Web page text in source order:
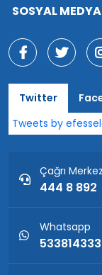
SOSYAL MEDYA
Twitter
Tweets by
Çağrı
444 8 892
Whatsapp